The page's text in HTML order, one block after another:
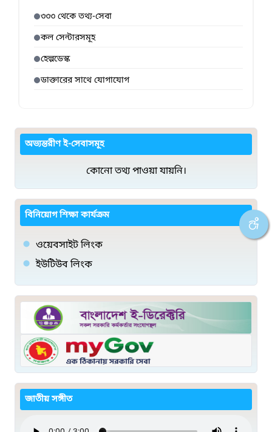
৩৩৩ থেকে তথ্য-সেবা
কল সেন্টারসমূহ
হেল্পডেস্ক
ডাক্তারের সাথে যোগাযোগ
অভ্যন্তরীণ ই-সেবাসমূহ
কোনো তথ্য পাওয়া যায়নি।
বিনিয়োগ শিক্ষা কার্যক্রম
ওয়েবসাইট লিংক
ইউটিউব লিংক
জাতীয় সঙ্গীত